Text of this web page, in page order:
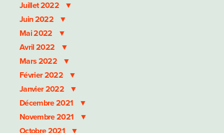
Juillet 2022
Juin 2022
Mai 2022
Avril 2022
Mars 2022
Février 2022
Janvier 2022
Décembre 2021
Novembre 2021